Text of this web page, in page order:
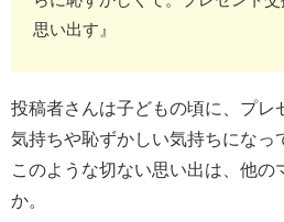
思い出す』
投稿者さんは子どもの頃に、プレ
気持ちや恥ずかしい気持ちになっ
このような切ない思い出は、他の
か。